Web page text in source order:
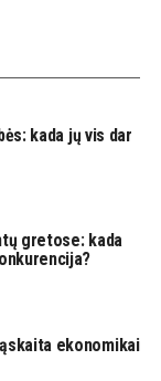
kada jų vis dar
gretose: kada
ekonomikai